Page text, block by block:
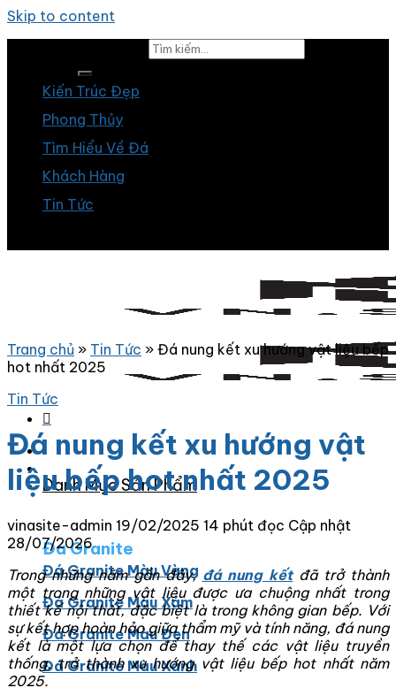
Skip to content
Kiến Trúc Đẹp
Phong Thủy
Tìm Hiểu Về Đá
Khách Hàng
Tin Tức
Danh Mục Sản Phẩm
Đá Granite
Đá Granite Màu Vàng
Đá Granite Màu Xám
Đá Granite Màu Đen
Đá Granite Màu Xanh
Trang chủ » Tin Tức » Đá nung kết xu hướng vật liệu bếp
hot nhất 2025
Tin Tức
Đá nung kết xu hướng vật
liệu bếp hot nhất 2025
vinasite-admin 19/02/2025 14 phút đọc Cập nhật
28/07/2026
Trong những năm gần đây, đá nung kếtđã trở thành
một trong những vật liệu được ưa chuộng nhất trong
thiết kế nội thất, đặc biệt là trong không gian bếp. Với
sự kết hợp hoàn hảo giữa thẩm mỹ và tính năng, đá nung
kết là một lựa chọn để thay thế các vật liệu truyền
thống, trở thành xu hướng vật liệu bếp hot nhất năm
2025.